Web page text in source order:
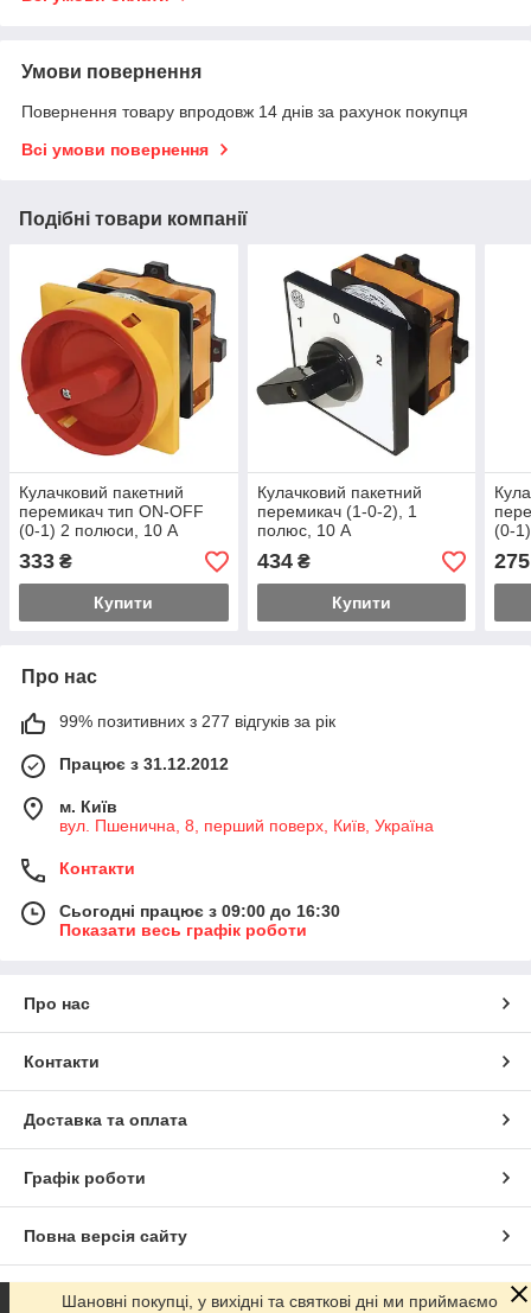
Умови повернення
Повернення товару впродовж 14 днів за рахунок покупця
Всі умови повернення
Подібні товари компанії
Кулачковий пакетний
перемикач тип ON-OFF
(0-1) 2 полюси, 10 А
333 ₴
Купити
Кулачковий пакетний
перемикач (1-0-2), 1
полюс, 10 А
434₴
Купити
(0-
275
Про нас
99% позитивних з 277 відгуків за рік
Працює з 31.12.2012
м. Київ
вул. Пшенична, 8, перший поверх, Київ, Україна
Контакти
Сьогодні працює з 09:00 до 16:30
Показати весь графік роботи
Про нас
Контакти
Доставка та оплата
Графік роботи
Повна версія сайту
Сайт створено на маркетплейсіProm.ua
Шановні покупці, у вихідні та святкові дні ми приймаємо